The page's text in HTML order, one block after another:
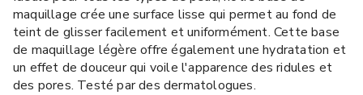
maquillage crée une surface lisse qui permet au fond de
teint de glisser facilement et uniformément. Cette base
de maquillage légère offre également une hydratation et
un effet de douceur qui voile l'apparence des ridules et
des pores. Testé par des dermatologues.